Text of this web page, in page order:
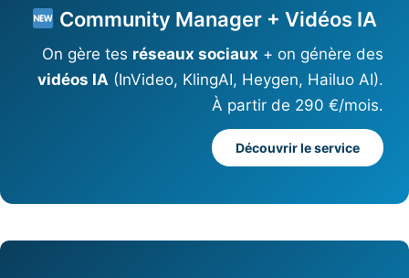
Community Manager + Vidéos IA
On gère tes réseaux sociaux + on génère des
vidéos IA(InVideo, KlingAI, Heygen, Hailuo AI).
À partir de 290 €/mois.
Découvrir le service